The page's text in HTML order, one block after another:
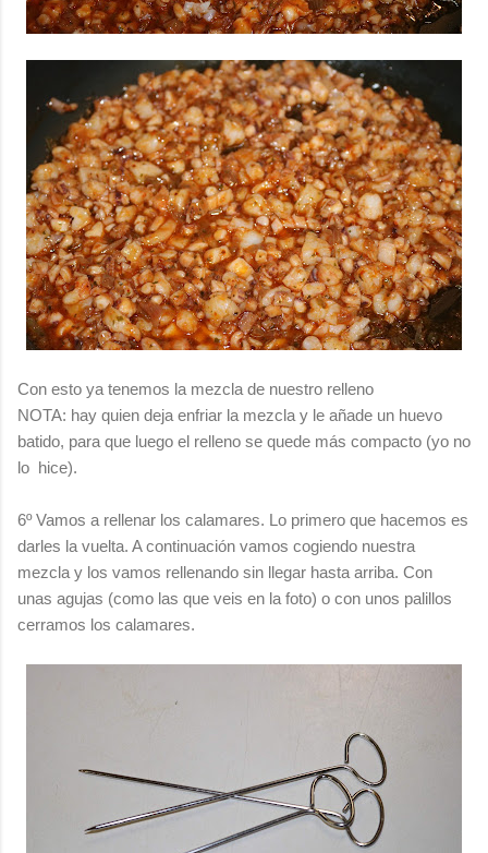
Con esto ya tenemos la mezcla de nuestro relleno
NOTA: hay quien deja enfriar la mezcla y le añade un huevo
batido, para que luego el relleno se quede más compacto (yo no
lo hice).
6º Vamos a rellenar los calamares. Lo primero que hacemos es
darles la vuelta. A continuación vamos cogiendo nuestra
mezcla y los vamos rellenando sin llegar hasta arriba. Con
unas agujas (como las que veis en la foto) o con unos palillos
cerramos los calamares.